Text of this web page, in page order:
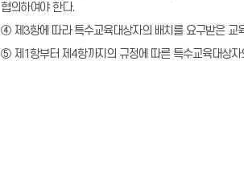
협의하여야 한다.
④ 제3항에 따라 특수교육대상자의 배치를 요구받은 교
⑤ 제1항부터 제4항까지의 규정에 따른 특수교육대상